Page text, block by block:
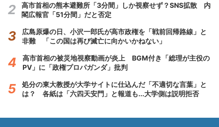
高市首相の熊本避難所「3分間」しか視察せず？SNS拡散 内
閣広報官「51分間」だと否定
広島原爆の日、小沢一郎氏が高市政権を「戦前回帰路線」と
非難 「この国は再び滅亡に向かいかねない」
高市首相の被災地視察動画が炎上 BGM付き「総理が主役の
PV」に「政権プロパガンダ」批判
処分の東大教授が大学サイトに仕込んだ「不適切な言葉」と
は？ 各紙は「六四天安門」と報道も...大学側は説明拒否